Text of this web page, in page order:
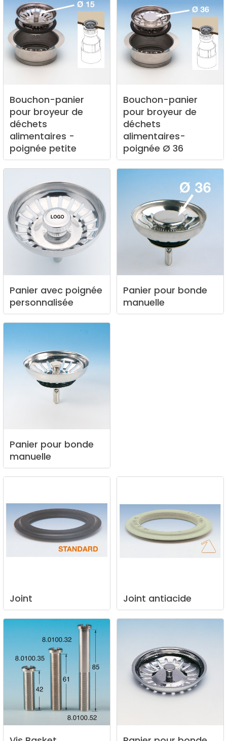
Bouchon-panier
pour broyeur de
déchets
alimentaires -
poignée petite
Bouchon-panier
pour broyeur de
déchets
alimentaires-
poignée Ø 36
Panier avec poignée
personnalisée
Panier pour bonde
manuelle
Panier pour bonde
manuelle
Joint Joint antiacide